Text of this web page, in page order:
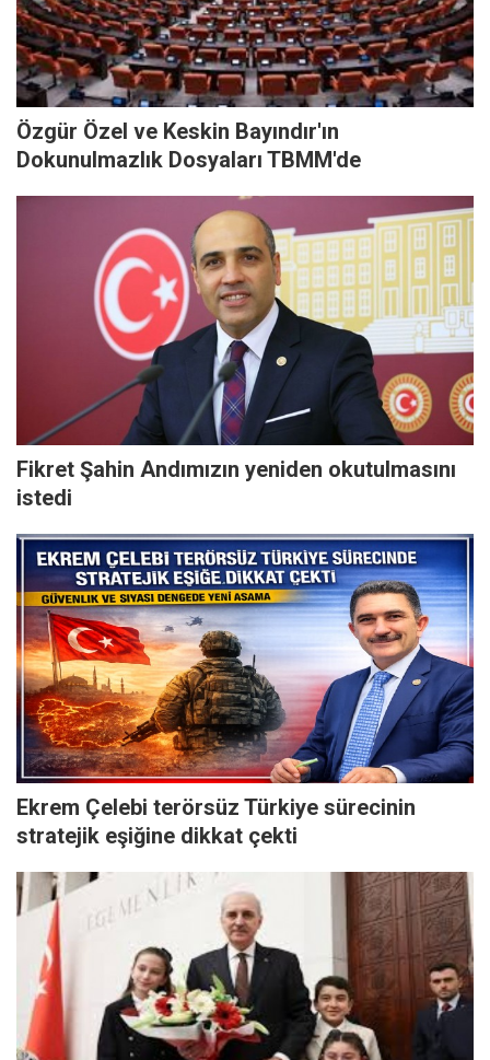
Özgür Özel ve Keskin Bayındır'ın
Dokunulmazlık Dosyaları TBMM'de
Fikret Şahin Andımızın yeniden okutulmasını
istedi
Ekrem Çelebi terörsüz Türkiye sürecinin
stratejik eşiğine dikkat çekti